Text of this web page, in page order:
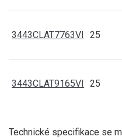
3443CLAT7763VI 25
3443CLAT9165VI 25
Technické specifikace se